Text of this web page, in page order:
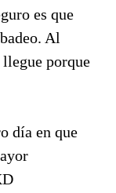
es que
Al
porque
día en que